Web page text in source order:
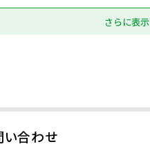
さらに表示
い合わせ